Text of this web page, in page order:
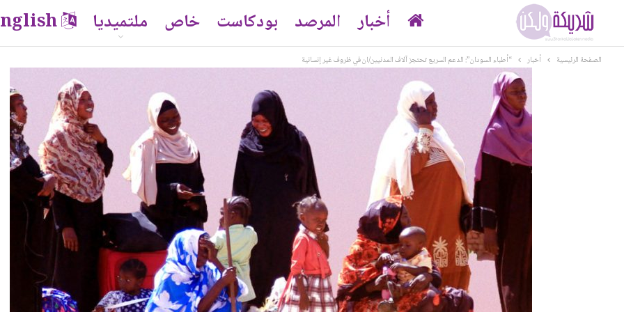
أخبار المرصد بودكاست خاص ملتميديا
الصفحة الرئيسية أخبار “أطباء السودان”: الدعم السريع تحتجز آلاف المدنيين/ان في ظروف غير إنسانية